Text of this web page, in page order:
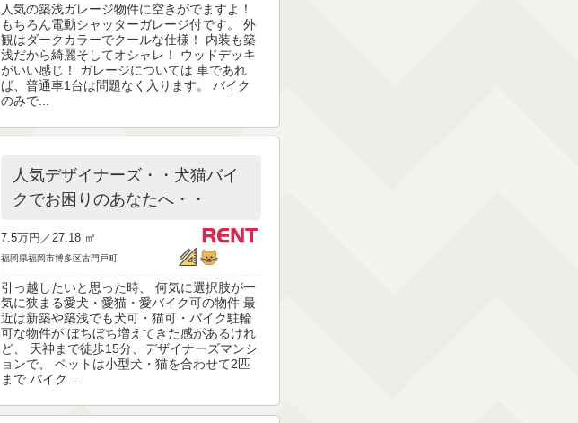
人気の築浅ガレージ物件に空きがでますよ！
もちろん電動シャッターガレージ付です。 外
観はダークカラーでクールな仕様！ 内装も築
浅だから綺麗そしてオシャレ！ ウッドデッキ
がいい感じ！ ガレージについては 車であれ
ば、普通車1台は問題なく入ります。 バイク
のみで...
人気デザイナーズ・・犬猫バイ
クでお困りのあなたへ・・
7.5万円／ 27.18 ㎡
福岡県福岡市博多区古門戸町
引っ越したいと思った時、 何気に選択肢が一
気に狭まる愛犬・愛猫・愛バイク可の物件 最
近は新築や築浅でも犬可・猫可・バイク駐輪
可な物件が ぼちぼち増えてきた感があるけれ
ど、 天神まで徒歩15分、デザイナーズマンシ
ョンで、 ペットは小型犬・猫を合わせて2匹
まで バイク...